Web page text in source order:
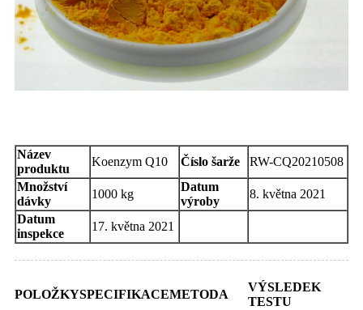
Název
produktu
Koenzym Q10 Číslo šarže
RW-CQ20210508
Množství
dávky
1000 kg
Datum
výroby
8. května 2021
Datum
inspekce
17. května 2021
POLOŽKYSPECIFIKACEMETODA
VÝSLEDEK
TESTU